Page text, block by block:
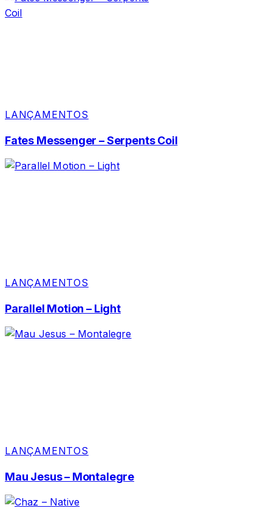
LANÇAMENTOS
Fates Messenger – Serpents Coil
LANÇAMENTOS
Parallel Motion – Light
LANÇAMENTOS
Mau Jesus – Montalegre